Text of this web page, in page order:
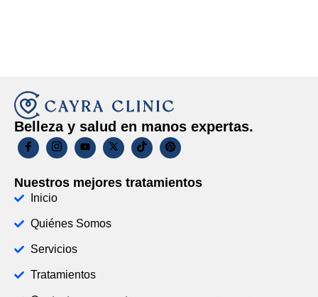
Belleza y salud en manos expertas.
Nuestros mejores tratamientos
Inicio
Quiénes Somos
Servicios
Tratamientos